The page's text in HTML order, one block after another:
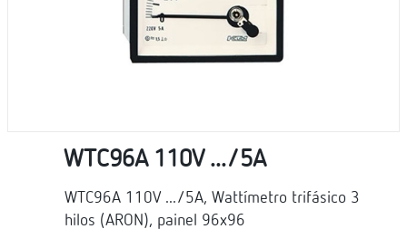
WTC96A 110V .../5A
WTC96A 110V .../5A, Wattímetro trifásico 3
hilos (ARON), painel 96x96